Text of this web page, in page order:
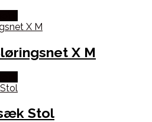
X M
Stol